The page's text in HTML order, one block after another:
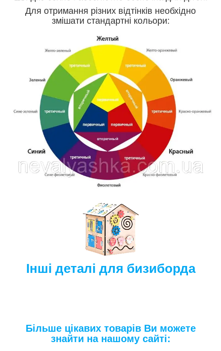
Для отримання різних відтінків необхідно
змішати стандартні кольори:
Інші деталі для бизиборда
Більше цікавих товарів Ви можете
знайти на нашому сайті: